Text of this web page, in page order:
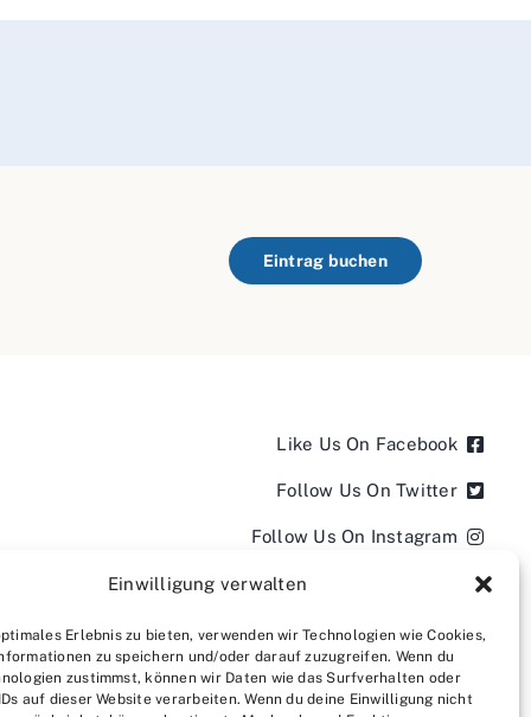
Einwilligung verwalten
Erlebnis zu bieten, verwenden wir Technologien wie Cookies,
zu speichern und/oder darauf zuzugreifen. Wenn du
zustimmst, können wir Daten wie das Surfverhalten oder
auf dieser Website verarbeiten. Wenn du deine Einwilligung nicht
Eintrag buchen
Like Us On Facebook
Follow Us On Twitter
Follow Us On Instagram
Follow Us On LinkedIn
Follow us on YouTube
Follow us on Pinterest